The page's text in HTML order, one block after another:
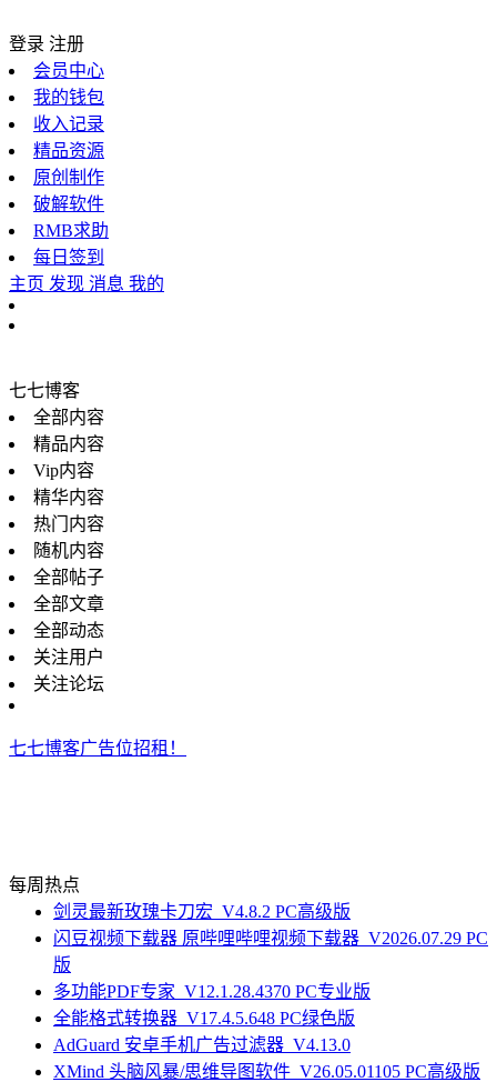
登录 注册
会员中心
我的钱包
收入记录
精品资源
原创制作
破解软件
RMB求助
每日签到
主页 发现 消息 我的
七七博客
全部内容
精品内容
Vip内容
精华内容
热门内容
随机内容
全部帖子
全部文章
全部动态
关注用户
关注论坛
七七博客广告位招租！
每周热点
剑灵最新玫瑰卡刀宏_V4.8.2 PC高级版
闪豆视频下载器 原哔哩哔哩视频下载器_V2026.07.29 PC
版
多功能PDF专家_V12.1.28.4370 PC专业版
全能格式转换器_V17.4.5.648 PC绿色版
AdGuard 安卓手机广告过滤器_V4.13.0
XMind 头脑风暴/思维导图软件_V26.05.01105 PC高级版